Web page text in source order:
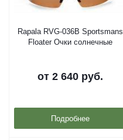
Rapala RVG-036B Sportsmans
Floater Очки солнечные
от 2 640 руб.
Подробнее